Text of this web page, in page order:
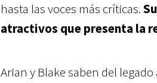
hasta las voces más críticas.
atractivos que presenta la
Arian y Blake saben del